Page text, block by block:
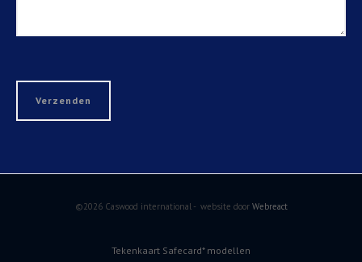
©2026 Caswood international - website door Webreact
Tekenkaart Safecard* modellen